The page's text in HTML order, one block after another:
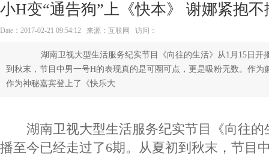
小H变“通告狗”上《快本》 谢娜紧抱不
Date：2017-02-21 09:54:12 来源：互联网 访问：
湖南卫视大型生活服务纪实节目《向往的生活》从1月15日开
到秋末，节目中男一号H的表现真的是可圈可点，更是吸粉无数。作为
作为神秘嘉宾登上了《快乐大
湖南卫视大型生活服务纪实节目《向往的
播至今已经走过了6期。从夏初到秋末，节目